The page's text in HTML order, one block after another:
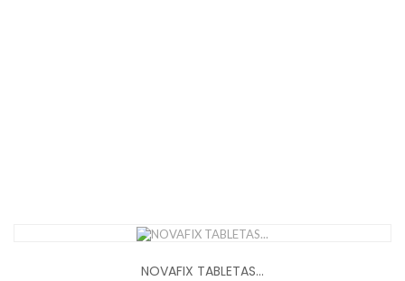
NOVAFIX TABLETAS...